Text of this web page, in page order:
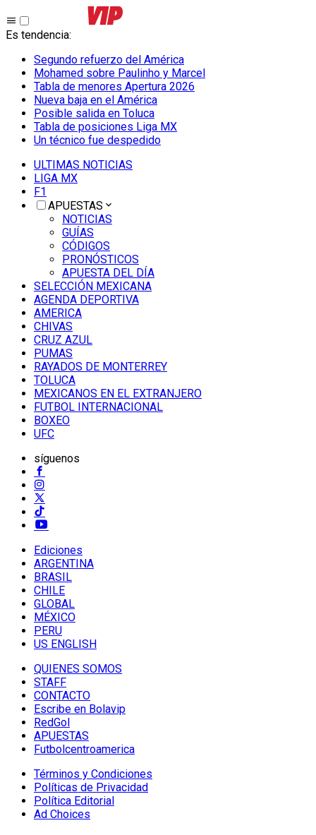
Es tendencia:
Segundo refuerzo del América
Mohamed sobre Paulinho y Marcel
Tabla de menores Apertura 2026
Nueva baja en el América
Posible salida en Toluca
Tabla de posiciones Liga MX
Un técnico fue despedido
ULTIMAS NOTICIAS
LIGA MX
F1
APUESTAS
NOTICIAS
GUÍAS
CÓDIGOS
PRONÓSTICOS
APUESTA DEL DÍA
SELECCIÓN MEXICANA
AGENDA DEPORTIVA
AMERICA
CHIVAS
CRUZ AZUL
PUMAS
RAYADOS DE MONTERREY
TOLUCA
MEXICANOS EN EL EXTRANJERO
FUTBOL INTERNACIONAL
BOXEO
UFC
síguenos
Ediciones
ARGENTINA
BRASIL
CHILE
GLOBAL
MÉXICO
PERU
US ENGLISH
QUIENES SOMOS
STAFF
CONTACTO
Escribe en Bolavip
RedGol
APUESTAS
Futbolcentroamerica
Términos y Condiciones
Políticas de Privacidad
Política Editorial
Ad Choices